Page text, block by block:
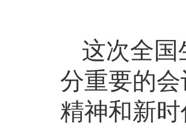
这次全国
分重要的
精神和新